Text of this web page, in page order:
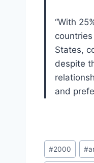
“With
States,
despite
and
Post
Tags:
#2000 #